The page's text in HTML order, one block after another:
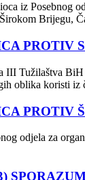
iz Posebnog
Brijegu,
PROTIV
III Tužilaštva
oblika koristi iz
PROTIV
odjela za